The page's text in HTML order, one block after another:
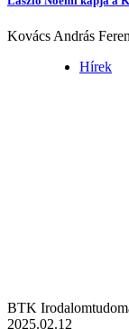
Kovács András
Hírek
BTK
2025.02.12